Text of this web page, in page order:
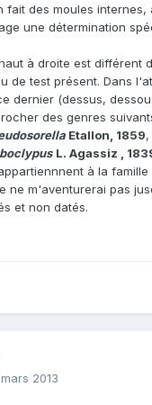
fait des moules
une détermination
à droite est différent
de test présent. Dans
dernier (dessus,
des genres
Etallon, 1859
L. Agassiz ,
à la famille
ne m'aventurerai pas
et non datés.
2013